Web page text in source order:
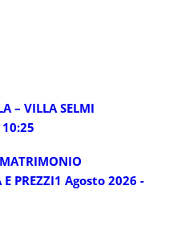
– VILLA SELMI
PREZZI1 Agosto 2026 -